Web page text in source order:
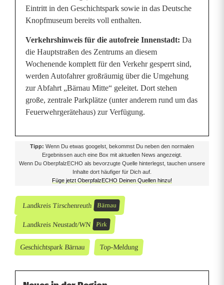
Eintritt in den Geschichtspark sowie in das Deutsche
Knopfmuseum bereits voll enthalten.
Verkehrshinweis für die autofreie Innenstadt: Da
die Hauptstraßen des Zentrums an diesem
Wochenende komplett für den Verkehr gesperrt sind,
werden Autofahrer großräumig über die Umgehung
zur Abfahrt „Bärnau Mitte“ geleitet. Dort stehen
große, zentrale Parkplätze (unter anderem rund um das
Feuerwehrgerätehaus) zur Verfügung.
Tipp: Wenn Du etwas googelst, bekommst Du neben den normalen
Ergebnissen auch eine Box mit aktuellen News angezeigt.
Wenn Du OberpfalzECHO als bevorzugte Quelle hinterlegst, tauchen unsere
Inhalte dort häufiger für Dich auf.
Füge jetzt OberpfalzECHO Deinen Quellen hinzu!
Landkreis Tirschenreuth Bärnau
Landkreis Neustadt/WN Pirk
Geschichtspark Bärnau Top-Meldung